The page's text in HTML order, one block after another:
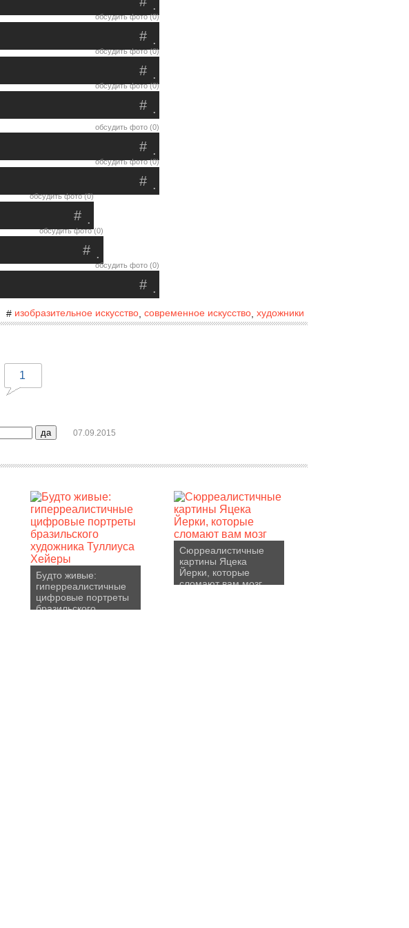
.
обсудить фото (0)
.
#
обсудить фото (0)
.
#
обсудить фото (0)
.
#
обсудить фото (0)
.
#
обсудить фото (0)
.
#
обсудить фото (0)
.
#
обсудить фото (0)
.
#
обсудить фото (0)
.
#
# изобразительное искусство современное искусство художники
1
07.09.2015
Будто живые:
гиперреалистичные
цифровые портреты
бразильского
Сюрреалистичные
картины Яцека
Йерки, которые
сломают вам мозг